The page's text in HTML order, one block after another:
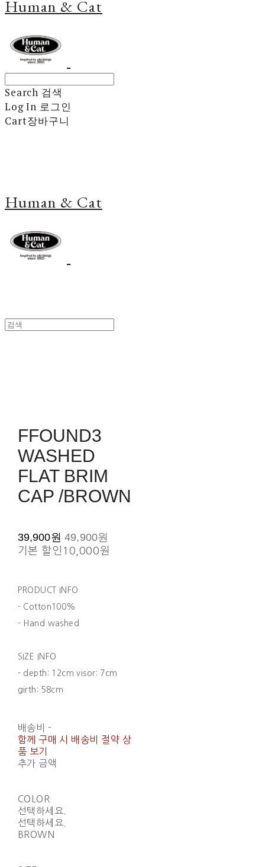
Human & Cat
Search 검색
Log In 로그인
Cart장바구니
Human & Cat
FFOUND3
WASHED
FLAT BRIM
CAP /BROWN
39,900원49,900원
기본 할인 10,000원
PRODUCT INFO
- Cotton100%
- Hand washed
SIZE INFO
- depth: 12cm visor: 7cm
girth: 58cm
배송비 -
함께 구매 시 배송비 절약 상
품 보기
추가 금액
COLOR
선택하세요.
선택하세요.
BROWN